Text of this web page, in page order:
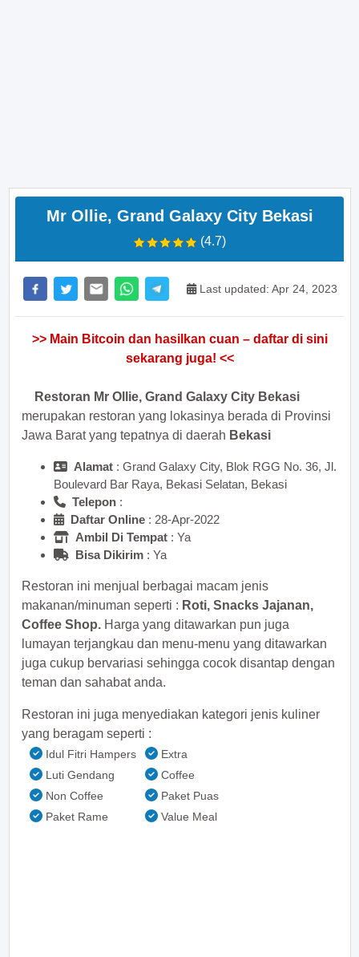
Mr Ollie, Grand Galaxy City Bekasi
(4.7)
Last updated: Apr 24, 2023
Restoran Mr Ollie, Grand Galaxy City Bekasi
merupakan restoran yang lokasinya berada di Provinsi
Jawa Barat yang tepatnya di daerah Bekasi
Alamat : Grand Galaxy City, Blok RGG No. 36, Jl.
Boulevard Bar Raya, Bekasi Selatan, Bekasi
Telepon :
Daftar Online : 28-Apr-2022
Ambil Di Tempat : Ya
Bisa Dikirim : Ya
Restoran ini menjual berbagai macam jenis
makanan/minuman seperti : Roti, Snacks Jajanan,
Coffee Shop. Harga yang ditawarkan pun juga
lumayan terjangkau dan menu-menu yang ditawarkan
juga cukup bervariasi sehingga cocok disantap dengan
teman dan sahabat anda.
Restoran ini juga menyediakan kategori jenis kuliner
yang beragam seperti :
Idul Fitri Hampers
Extra
Luti Gendang
Coffee
Non Coffee
Paket Puas
Paket Rame
Value Meal